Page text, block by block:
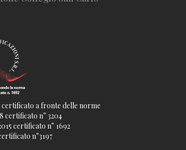
certificato a fronte delle norme
certificato n° 3204
certificato n° 1692
n°3197